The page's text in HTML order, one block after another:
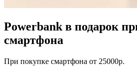
Powerbank в подарок
смартфона
При покупке смартфона от 25000р.